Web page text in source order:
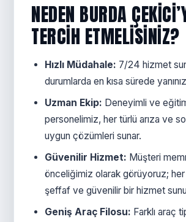
NEDEN BURDA
TERCIH ETMELISINIZ?
Hızlı Müdahale: 7/24 hizmet
durumlarda en kısa sürede
Uzman Ekip: Deneyimli ve
personelimiz, her türlü arıza ve
uygun çözümleri sunar.
Güvenilir Hizmet: Müşteri
önceliğimiz olarak görüyoruz;
şeffaf ve güvenilir bir hizmet
Geniş Araç Filosu: Farklı araç